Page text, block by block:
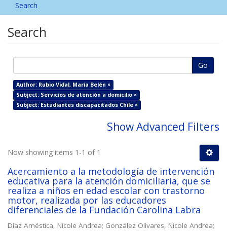
Search
Search
Go
Author: Rubio Vidal, María Belén ×
Subject: Servicios de atención a domicilio ×
Subject: Estudiantes discapacitados Chile ×
Show Advanced Filters
Now showing items 1-1 of 1
Acercamiento a la metodología de intervención
educativa para la atención domiciliaria, que se
realiza a niños en edad escolar con trastorno
motor, realizada por las educadores
diferenciales de la Fundación Carolina Labra
Díaz Améstica, Nicole Andrea; González Olivares, Nicole Andrea;